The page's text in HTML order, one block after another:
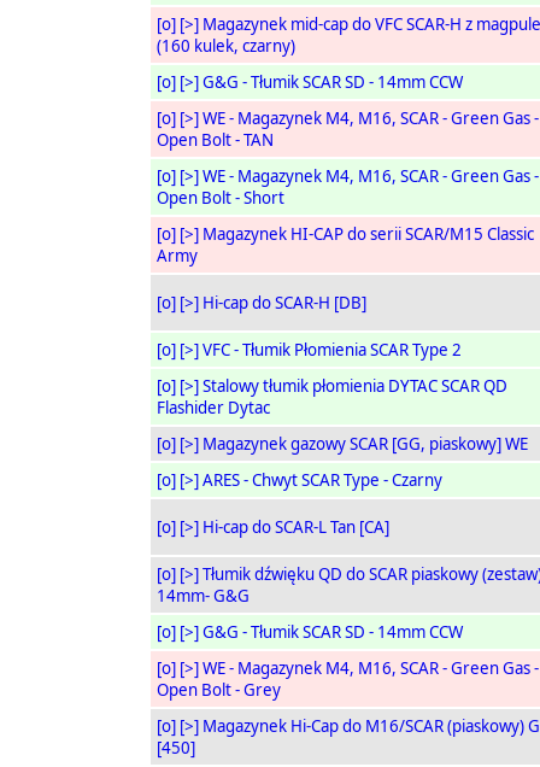
[o] [>] Magazynek mid-cap do VFC SCAR-H z
(160 kulek, czarny)
[o] [>]G&G - Tłumik SCAR SD - 14mm CCW
[o] [>]WE - Magazynek M4, M16, SCAR - Green Gas -
Open Bolt - TAN
[o] [>]WE - Magazynek M4, M16, SCAR - Green Gas -
Open Bolt - Short
[o] [>] Magazynek HI-CAP do serii SCAR/M15 Classic
Army
[o] [>] Hi-cap do SCAR-H [DB]
[o] [>]VFC - Tłumik Płomienia SCAR Type 2
[o] [>]Stalowy tłumik płomienia DYTAC SCAR QD
Flashider Dytac
[o] [>] Magazynek gazowy SCAR [GG, piaskowy] WE
[o] [>]ARES - Chwyt SCAR Type - Czarny
[o] [>] Hi-cap do SCAR-L Tan [CA]
[o] [>]Tłumik dźwięku QD do SCAR piaskowy
14mm- G&G
[o] [>]G&G - Tłumik SCAR SD - 14mm CCW
[o] [>]WE - Magazynek M4, M16, SCAR - Green Gas -
Open Bolt - Grey
[o] [>] Magazynek Hi-Cap do M16/SCAR (piaskowy)
[450]